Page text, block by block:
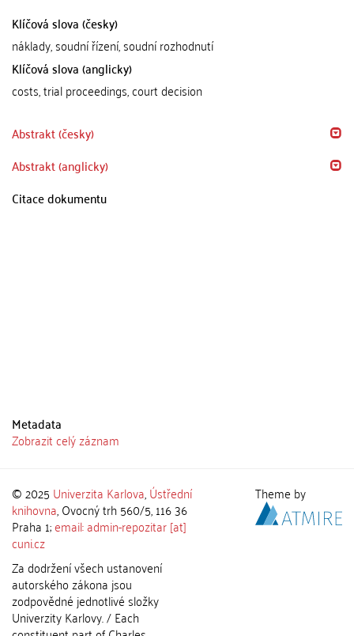
Klíčová slova (česky)
náklady, soudní řízení, soudní rozhodnutí
Klíčová slova (anglicky)
costs, trial proceedings, court decision
Abstrakt (česky)
Abstrakt (anglicky)
Citace dokumentu
Metadata
Zobrazit celý záznam
© 2025 Univerzita Karlova,Ústřední
knihovna, Ovocný trh 560/5, 116 36
Praha 1;email: admin-repozitar [at]
cuni.cz
Za dodržení všech ustanovení
autorského zákona jsou
zodpovědné jednotlivé složky
Univerzity Karlovy. / Each
Theme by